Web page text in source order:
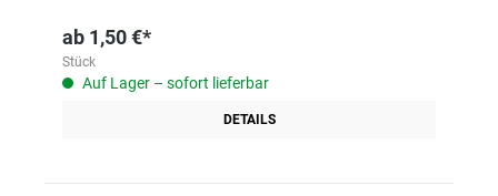
ab 1,50 €*
Stück
Auf Lager – sofort lieferbar
DETAILS